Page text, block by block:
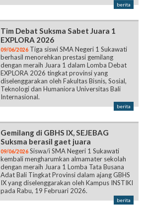
berita
Tim Debat Suksma Sabet Juara 1
EXPLORA 2026
09/06/2026 Tiga siswi SMA Negeri 1 Sukawati
berhasil menorehkan prestasi gemilang
dengan meraih Juara 1 dalam Lomba Debat
EXPLORA 2026 tingkat provinsi yang
diselenggarakan oleh Fakultas Bisnis, Sosial,
Teknologi dan Humaniora Universitas Bali
Internasional.
berita
Gemilang di GBHS IX, SEJEBAG
Suksma berasil gaet juara
09/06/2026 Siswa/i SMA Negeri 1 Sukawati
kembali mengharumkan almamater sekolah
dengan meraih Juara 1 Lomba Tata Busana
Adat Bali Tingkat Provinsi dalam ajang GBHS
IX yang diselenggarakan oleh Kampus INSTIKI
pada Rabu, 19 Februari 2026.
berita